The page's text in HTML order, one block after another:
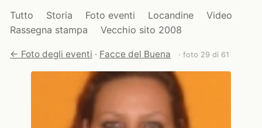
Tutto Storia Foto eventi Locandine
Video
Rassegna stampa
Vecchio sito 2008
← Foto degli eventi · Facce del Buena · foto 29 di 61